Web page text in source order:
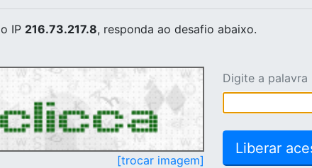
IP 216.73.217.8, responda ao desafio abaixo.
[trocar imagem]
Digite a